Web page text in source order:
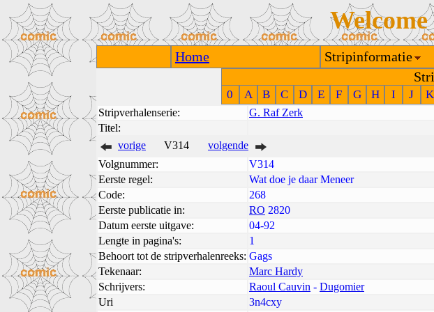
Home Stripinformatie
0 A B C D E F G H I J K
Stripverhalenserie:
G. Raf Zerk
Titel:
vorige
V314
volgende
Volgnummer:
V314
Eerste regel:
Wat doe je daar Meneer
Code:
268
Eerste publicatie in:
RO 2820
Datum eerste uitgave:
04-92
Lengte in pagina's:
1
Behoort tot de stripverhalenreeks: Gags
Tekenaar:
Marc Hardy
Schrijvers:
Raoul Cauvin - Dugomier
Uri
3n4cxy